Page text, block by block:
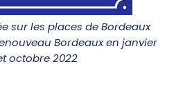
sur les places de Bordeaux
Bordeaux en janvier
octobre 2022